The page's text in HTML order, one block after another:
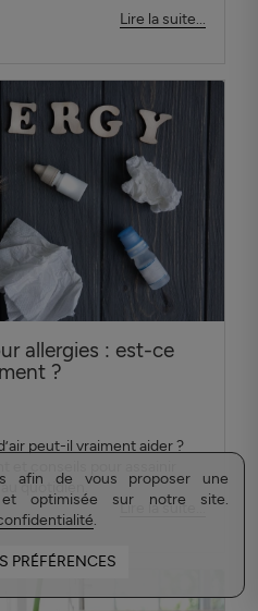
afin de vous proposer une
et optimisée sur notre site.
.
PRÉFÉRENCES
Lire la suite...
allergies : est-ce
?
peut-il vraiment aider ?
quotidien.
Lire la suite...